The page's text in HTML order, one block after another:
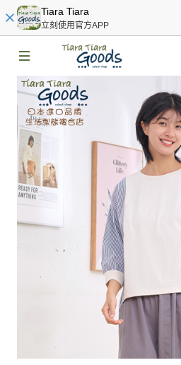
Tiara Tiara
立刻使用官方APP